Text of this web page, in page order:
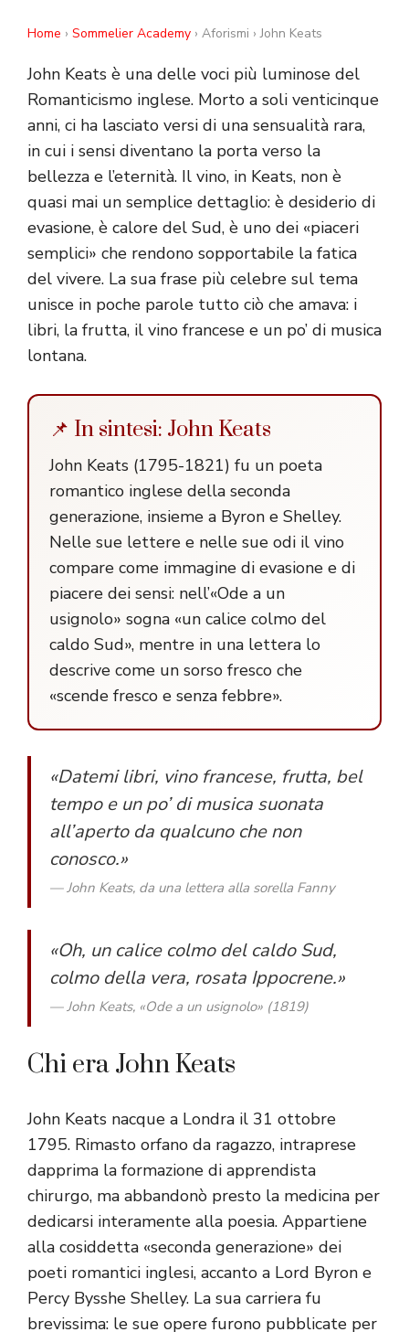
Home › Sommelier Academy › Aforismi › John Keats
John Keats è una delle voci più luminose del
Romanticismo inglese. Morto a soli venticinque
anni, ci ha lasciato versi di una sensualità rara,
in cui i sensi diventano la porta verso la
bellezza e l’eternità. Il vino, in Keats, non è
quasi mai un semplice dettaglio: è desiderio di
evasione, è calore del Sud, è uno dei «piaceri
semplici» che rendono sopportabile la fatica
del vivere. La sua frase più celebre sul tema
unisce in poche parole tutto ciò che amava: i
libri, la frutta, il vino francese e un po’ di musica
lontana.
📌 In sintesi: John Keats
John Keats (1795-1821) fu un poeta
romantico inglese della seconda
generazione, insieme a Byron e Shelley.
Nelle sue lettere e nelle sue odi il vino
compare come immagine di evasione e di
piacere dei sensi: nell’«Ode a un
usignolo» sogna «un calice colmo del
caldo Sud», mentre in una lettera lo
descrive come un sorso fresco che
«scende fresco e senza febbre».
«Datemi libri, vino francese, frutta, bel
tempo e un po’ di musica suonata
all’aperto da qualcuno che non
conosco.»
— John Keats, da una lettera alla sorella Fanny
«Oh, un calice colmo del caldo Sud,
colmo della vera, rosata Ippocrene.»
— John Keats, «Ode a un usignolo» (1819)
Chi era John Keats
John Keats nacque a Londra il 31 ottobre
1795. Rimasto orfano da ragazzo, intraprese
dapprima la formazione di apprendista
chirurgo, ma abbandonò presto la medicina per
dedicarsi interamente alla poesia. Appartiene
alla cosiddetta «seconda generazione» dei
poeti romantici inglesi, accanto a Lord Byron e
Percy Bysshe Shelley. La sua carriera fu
brevissima: le sue opere furono pubblicate per